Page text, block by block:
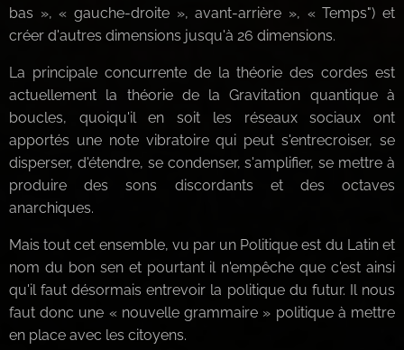
bas », « gauche-droite », avant-arrière », « Temps") et
créer d'autres dimensions jusqu'à 26 dimensions.
La principale concurrente de la théorie des cordes est
actuellement la théorie de la Gravitation quantique à
boucles, quoiqu'il en soit les réseaux sociaux ont
apportés une note vibratoire qui peut s'entrecroiser, se
disperser, d'étendre, se condenser, s'amplifier, se mettre à
produire des sons discordants et des octaves
anarchiques.
Mais tout cet ensemble, vu par un Politique est du Latin et
nom du bon sen et pourtant il n'empêche que c'est ainsi
qu'il faut désormais entrevoir la politique du futur. Il nous
faut donc une « nouvelle grammaire » politique à mettre
en place avec les citoyens.